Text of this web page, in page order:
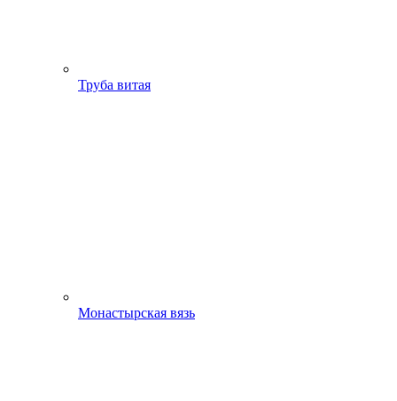
Труба витая
Монастырская вязь